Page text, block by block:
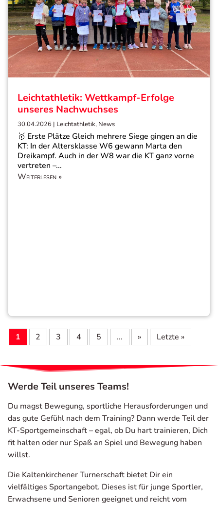
Leichtathletik: Wettkampf-Erfolge
unseres Nachwuchses
30.04.2026 | Leichtathletik, News
🥇 Erste Plätze Gleich mehrere Siege gingen an die
KT: In der Altersklasse W6 gewann Marta den
Dreikampf. Auch in der W8 war die KT ganz vorne
vertreten –...
Weiterlesen »
1 2 3 4 5 ... » Letzte »
Werde Teil unseres Teams!
Du magst Bewegung, sportliche Herausforderungen und
das gute Gefühl nach dem Training? Dann werde Teil der
KT-Sportgemeinschaft – egal, ob Du hart trainieren, Dich
fit halten oder nur Spaß an Spiel und Bewegung haben
willst.
Die Kaltenkirchener Turnerschaft bietet Dir ein
vielfältiges Sportangebot. Dieses ist für junge Sportler,
Erwachsene und Senioren geeignet und reicht vom